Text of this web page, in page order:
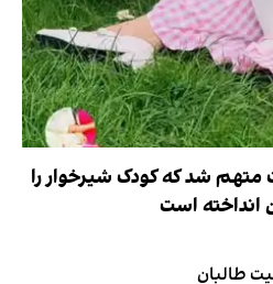
متهم شد که کودک شیرخوار را
انداخته است
طالبان